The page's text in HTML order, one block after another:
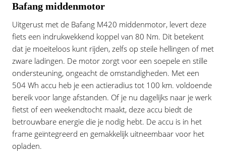
Bafang middenmotor
Uitgerust met de Bafang M420 middenmotor, levert deze
fiets een indrukwekkend koppel van 80 Nm. Dit betekent
dat je moeiteloos kunt rijden, zelfs op steile hellingen of met
zware ladingen. De motor zorgt voor een soepele en stille
ondersteuning, ongeacht de omstandigheden. Met een
504 Wh accu heb je een actieradius tot 100 km. voldoende
bereik voor lange afstanden. Of je nu dagelijks naar je werk
fietst of een weekendtocht maakt, deze accu biedt de
betrouwbare energie die je nodig hebt. De accu is in het
frame geïntegreerd en gemakkelijk uitneembaar voor het
opladen.